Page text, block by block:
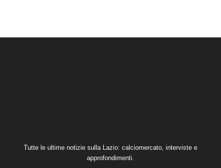
Tutte le ultime notizie sulla Lazio: calciomercato, interviste e
approfondimenti.